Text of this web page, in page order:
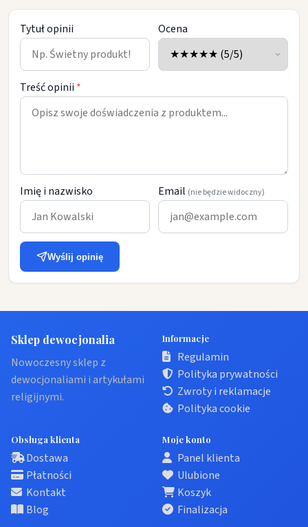
Tytuł opinii Ocena
Treść opinii *
Imię i nazwisko Email (nie będzie widoczny)
Wyślij opinię
Sklep dewocjonalia
Nowoczesny sklep z
dewocjonaliami i artykułami
religijnymi.
Informacje
Regulamin
Polityka prywatności
Zwroty i reklamacje
Polityka cookie
Obsługa klienta
Dostawa
Płatności
Kontakt
Blog
Moje konto
Panel klienta
Ulubione
Koszyk
Finalizacja